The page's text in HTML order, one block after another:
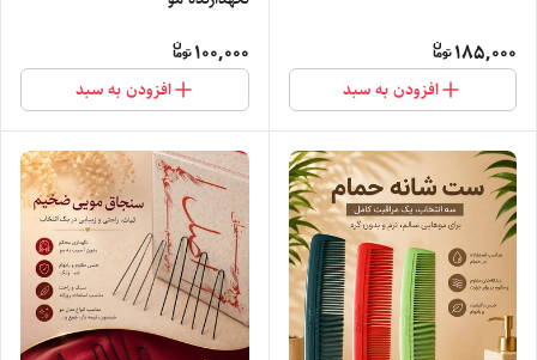
185,000
افزودن به سبد
100,000
افزودن به سبد